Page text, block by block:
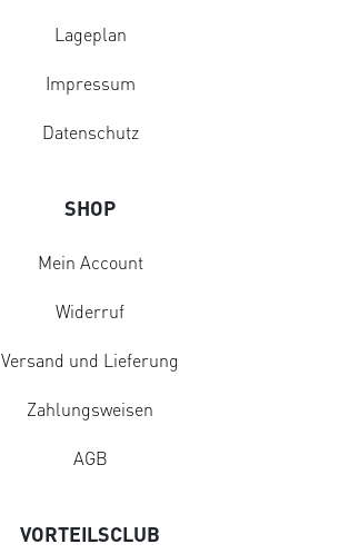
Lageplan
Impressum
Datenschutz
SHOP
Mein Account
Widerruf
Versand und Lieferung
Zahlungsweisen
AGB
VORTEILSCLUB